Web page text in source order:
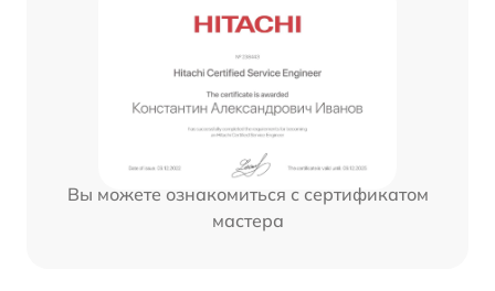
Вы можете ознакомиться с сертификатом
мастера